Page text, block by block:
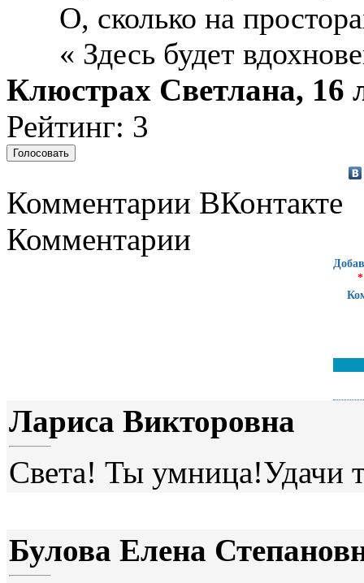
О, сколько на
« Здесь будет
Клюстрах Светлана, 16
Рейтинг: 3
Комментарии ВКонтакте
Комментарии
*
Лариса Викторовна
Света! Ты умница!Удачи
Булова Елена